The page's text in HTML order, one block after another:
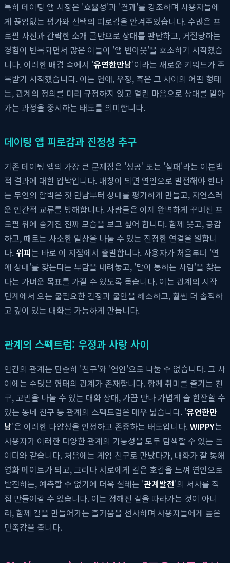
특히 데이팅 앱 시장은 '효율성'과 '결과'를 강조하며 사용자들에
게 끊임없는 평가와 선택의 피로감을 안겨주었습니다. 수많은 프
로필 사진과 간략한 소개 글만으로 상대를 판단하고, 거절당하는
경험이 반복되면서 많은 이들이 '앱 번아웃'을 호소하기 시작했습
니다. 이러한 배경 속에서 '유연한만남'이라는 새로운 키워드가 주
목받기 시작했습니다. 이는 연애, 우정, 혹은 그 사이의 어떤 형태
든, 관계의 정의를 미리 규정하지 않고 열린 마음으로 상대를 알아
가는 과정을 중시하는 태도를 의미합니다.
데이팅 앱 피로감과 진정성 추구
기존 데이팅 앱의 가장 큰 문제점은 '성공' 또는 '실패'라는 이분법
적 결과에 대한 압박입니다. 매칭이 되면 연인으로 발전해야 한다
는 무언의 압박은 첫 만남부터 상대를 평가하게 만들고, 자연스러
운 인간적 교류를 방해합니다. 사람들은 이제 완벽하게 꾸며진 프
로필 뒤에 숨겨진 진짜 모습을 보고 싶어 합니다. 함께 웃고, 공감
하고, 때로는 사소한 일상을 나눌 수 있는 진정한 연결을 원합니
다. 위피는 바로 이 지점에서 출발합니다. 사용자가 처음부터 '연
애 상대'를 찾는다는 부담을 내려놓고, '말이 통하는 사람'을 찾는
다는 가벼운 목표를 가질 수 있도록 돕습니다. 이는 관계의 시작
단계에서 오는 불필요한 긴장과 불안을 해소하고, 훨씬 더 솔직하
고 깊이 있는 대화를 가능하게 만듭니다.
관계의 스펙트럼: 우정과 사랑 사이
인간의 관계는 단순히 '친구'와 '연인'으로 나눌 수 없습니다. 그 사
이에는 수많은 형태의 관계가 존재합니다. 함께 취미를 즐기는 친
구, 고민을 나눌 수 있는 대화 상대, 가끔 만나 가볍게 술 한잔할 수
있는 동네 친구 등 관계의 스펙트럼은 매우 넓습니다. '유연한만
남'은 이러한 다양성을 인정하고 존중하는 태도입니다.WIPPY는
사용자가 이러한 다양한 관계의 가능성을 모두 탐색할 수 있는 놀
이터와 같습니다. 처음에는 게임 친구로 만났다가, 대화가 잘 통해
영화 메이트가 되고, 그러다 서로에게 깊은 호감을 느껴 연인으로
발전하는, 예측할 수 없기에 더욱 설레는 '관계발전'의 서사를 직
접 만들어갈 수 있습니다. 이는 정해진 길을 따라가는 것이 아니
라, 함께 길을 만들어가는 즐거움을 선사하며 사용자들에게 높은
만족감을 줍니다.